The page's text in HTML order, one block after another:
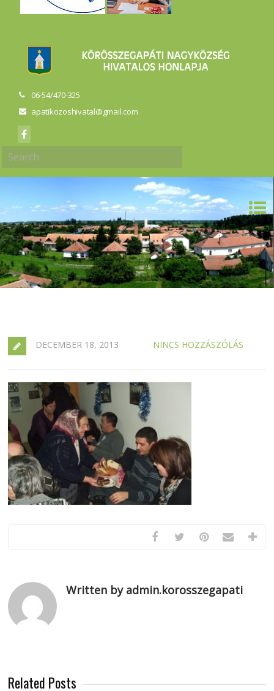
06-54/470-325
apatikozoshivatal@gmail.com
DECEMBER 18, 2013 NINCS HOZZÁSZÓLÁS
Written by admin.korosszegapati
Related Posts